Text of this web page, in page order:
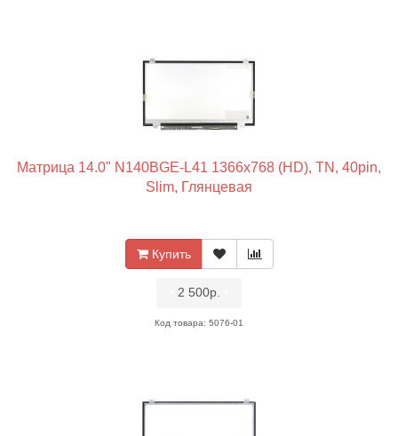
Матрица 14.0" N140BGE-L41 1366x768 (HD), TN, 40pin,
Slim, Глянцевая
Купить
2 500р.
Код товара: 5076-01